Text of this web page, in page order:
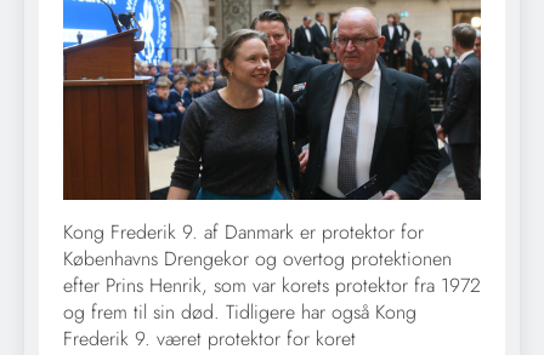
Kong Frederik 9. af Danmark er protektor for
Københavns Drengekor og overtog protektionen
efter Prins Henrik, som var korets protektor fra 1972
og frem til sin død. Tidligere har også Kong
Frederik 9. været protektor for koret